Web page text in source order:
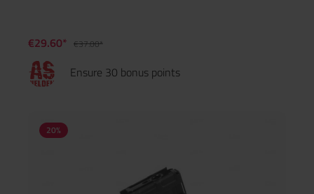
und ABS für hohe Haltbarkeit Kompatibel mit der LCT LC-3
Serie Gewicht: 264,4 g
€29.60* €37.00*
Ensure 30 bonus points
20%